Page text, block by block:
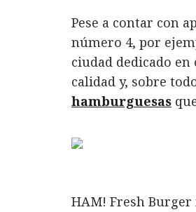
Pese a contar con
número 4, por
ciudad dedicado
calidad y, sobre
hamburguesas
HAM! Fresh